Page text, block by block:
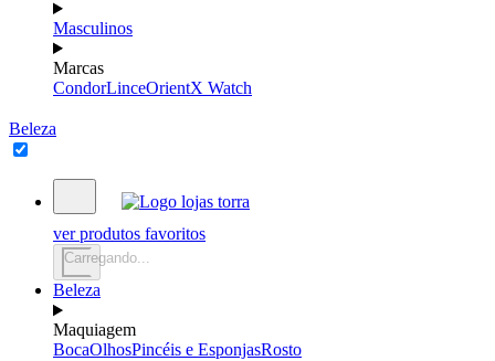
Masculinos
Marcas
CondorLinceOrientX Watch
Beleza
ver produtos favoritos
Carregando...
Beleza
Maquiagem
BocaOlhosPincéis e EsponjasRosto